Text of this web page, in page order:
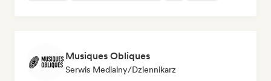
Musiques Obliques
Serwis Medialny/Dziennikarz